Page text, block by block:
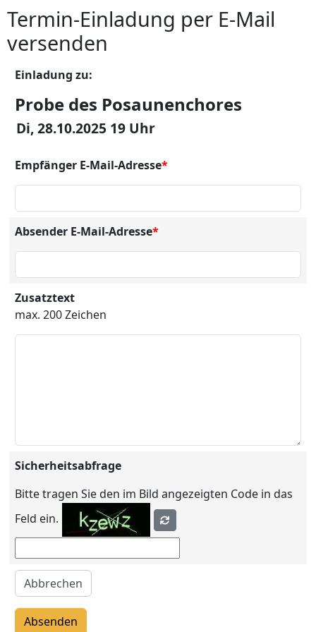
Termin-Einladung per E-Mail
versenden
Einladung zu:
Probe des Posaunenchores
Di, 28.10.2025 19 Uhr
Empfänger E-Mail-Adresse*
Absender E-Mail-Adresse*
Zusatztext
max. 200 Zeichen
Sicherheitsabfrage
Bitte tragen Sie den im Bild angezeigten Code in das
Feld ein.
Abbrechen
Absenden